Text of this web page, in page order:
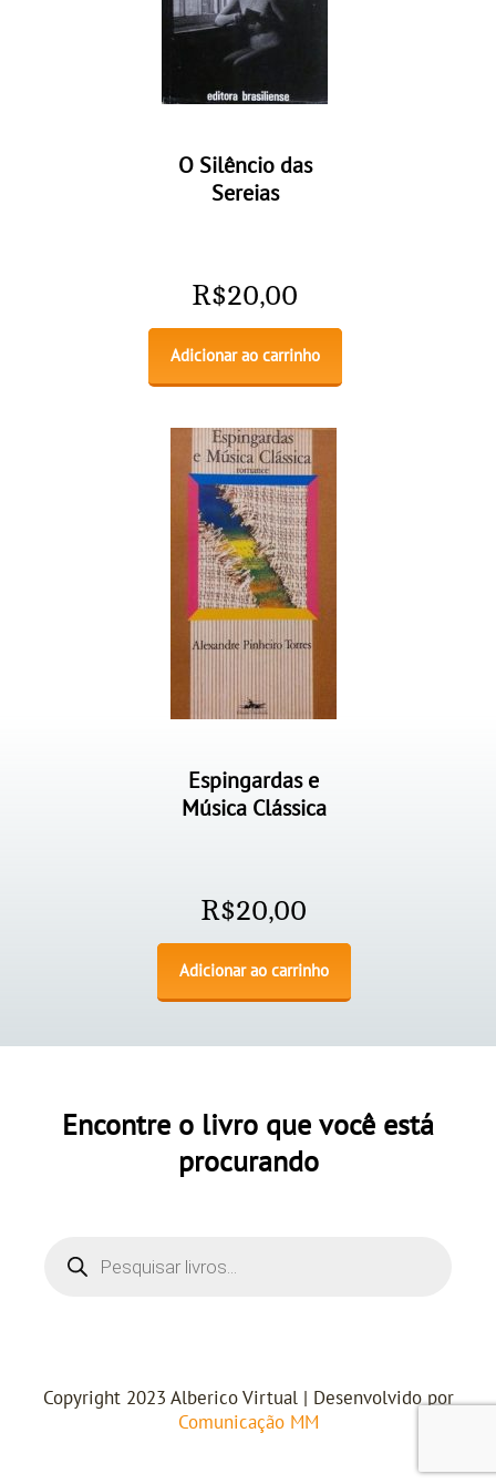
O Silêncio das
Sereias
R$20,00
Adicionar ao carrinho
Espingardas e
Música Clássica
R$20,00
Adicionar ao carrinho
Encontre o livro que você está
procurando
Copyright 2023 Alberico Virtual | Desenvolvido por
Comunicação MM